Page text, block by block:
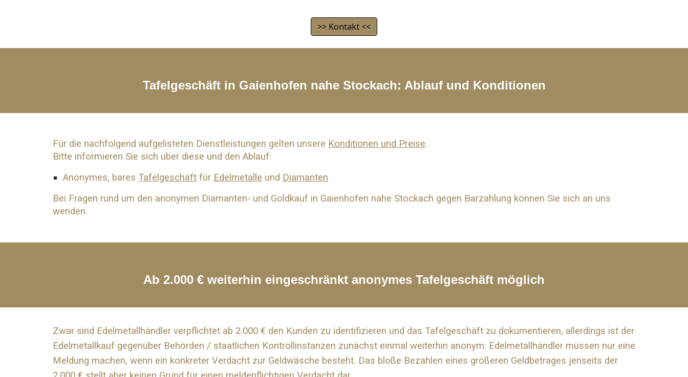
>> Kontakt <<
Tafelgeschäft in Gaienhofen nahe Stockach: Ablauf und Konditionen
Für die nachfolgend aufgelisteten Dienstleistungen gelten unsere Konditionen und Preise.
Bitte informieren Sie sich über diese und den Ablauf:
Anonymes, bares Tafelgeschäftfür Edelmetalle und Diamanten
Bei Fragen rund um den anonymen Diamanten- und Goldkaufin Gaienhofen nahe Stockach gegen Barzahlung können Sie sich an uns
wenden.
Ab 2.000 € weiterhin eingeschränkt anonymes Tafelgeschäft möglich
Zwar sind Edelmetallhändler verpflichtet ab 2.000 € den Kunden zu identifizieren und das Tafelgeschäft zu dokumentieren, allerdings ist der
Edelmetallkauf gegenüber Behörden / staatlichen Kontrollinstanzen zunächst einmal weiterhin anonym: Edelmetallhändler müssen nur eine
Meldung machen, wenn ein konkreter Verdacht zur Geldwäsche besteht. Das bloße Bezahlen eines größeren Geldbetrages jenseits der